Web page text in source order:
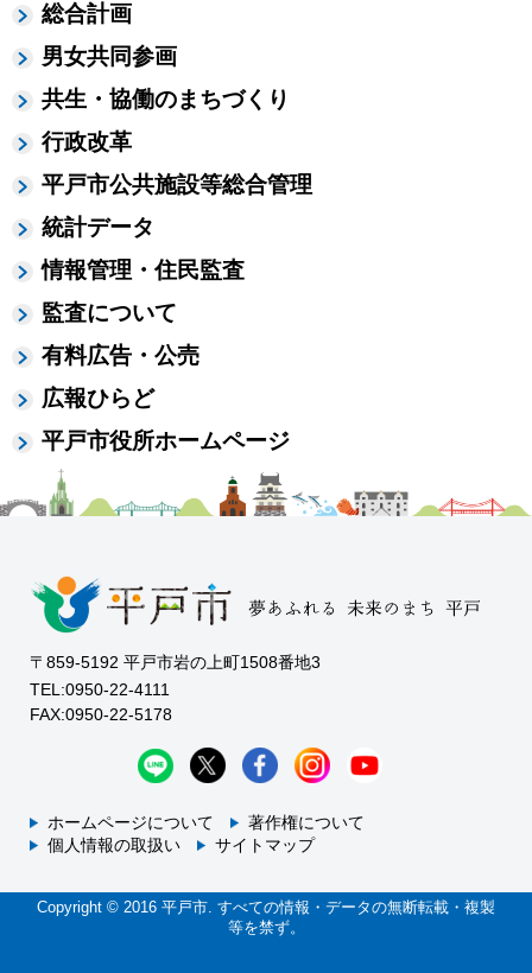
総合計画
男女共同参画
共生・協働のまちづくり
行政改革
平戸市公共施設等総合管理
統計データ
情報管理・住民監査
監査について
有料広告・公売
広報ひらど
平戸市役所ホームページ
〒859-5192 平戸市岩の上町1508番地3
TEL:0950-22-4111
FAX:0950-22-5178
ホームページについて
著作権について
個人情報の取扱い
サイトマップ
Copyright © 2016 平戸市. すべての情報・データの無断転載・複製
等を禁ず。